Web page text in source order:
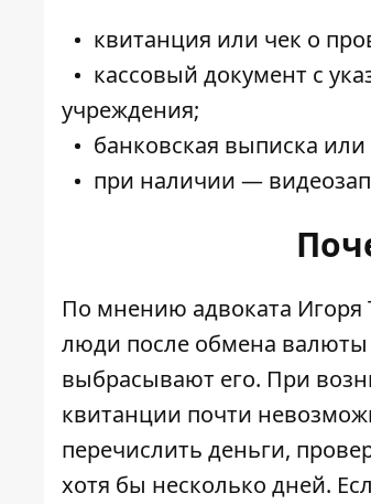
квитанция или чек о
кассовый документ с
учреждения;
банковская выписка
при наличии —
По мнению адвоката Игоря
люди после обмена валюты
выбрасывают его. При
квитанции почти
перечислить деньги,
хотя бы несколько дней.